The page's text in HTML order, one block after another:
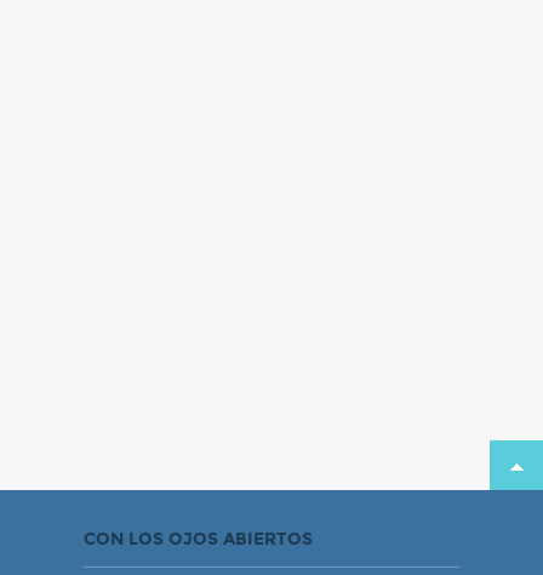
CON LOS OJOS ABIERTOS